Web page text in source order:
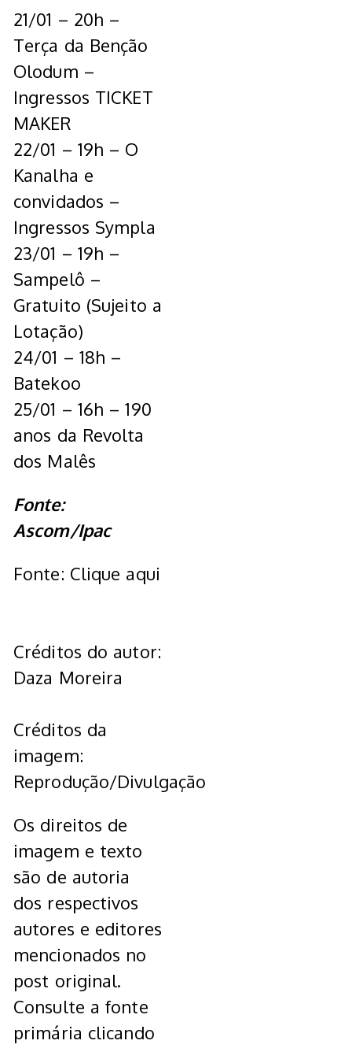
21/01 – 20h –
Terça da Benção
Olodum –
Ingressos TICKET
MAKER
22/01 – 19h – O
Kanalha e
convidados –
Ingressos Sympla
23/01 – 19h –
Sampelô –
Gratuito (Sujeito a
Lotação)
24/01 – 18h –
Batekoo
25/01 – 16h – 190
anos da Revolta
dos Malês
Fonte:
Ascom/Ipac
Fonte: Clique aqui
Créditos do autor:
Daza Moreira
Créditos da
imagem:
Reprodução/Divulgação
Os direitos de
imagem e texto
são de autoria
dos respectivos
autores e editores
mencionados no
post original.
Consulte a fonte
primária clicando